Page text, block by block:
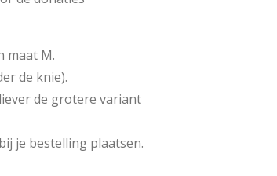
maat M.
de knie).
de grotere variant
je bestelling plaatsen.